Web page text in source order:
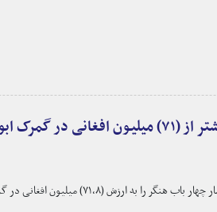
گردید!
در گمرک ابونصر فراهی ولایت فراه افتتاح نمود.